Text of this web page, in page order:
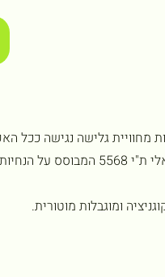
מחוויית גלישה נגישה ככל
אתר זה הונגש בהתאם להוראות תקנות שוויון זכויות לאנשים עם מוגבלות (התאמות נגישות לשירות), תשע"ג–2013, ובהתאם להמלצות התקן הישראלי ת"י 5568 המבוסס על הנחיות
ומוגבלות מוטורית.